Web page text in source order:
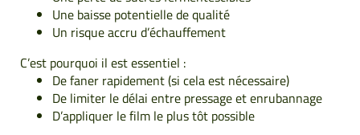
Une baisse potentielle de qualité
Un risque accru d’échauffement
C’est pourquoi il est essentiel :
De faner rapidement (si cela est nécessaire)
De limiter le délai entre pressage et enrubannage
D’appliquer le film le plus tôt possible